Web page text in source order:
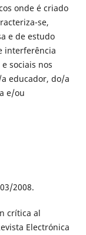
onde é criado
se,
e de estudo
interferência
sociais nos
educador, do/a
e/ou
2008.
crítica al
Electrónica